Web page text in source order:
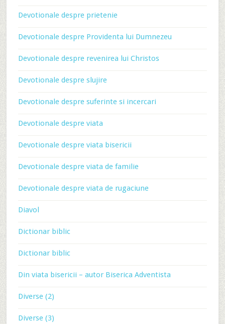
Devotionale despre prietenie
Devotionale despre Providenta lui Dumnezeu
Devotionale despre revenirea lui Christos
Devotionale despre slujire
Devotionale despre suferinte si incercari
Devotionale despre viata
Devotionale despre viata bisericii
Devotionale despre viata de familie
Devotionale despre viata de rugaciune
Diavol
Dictionar biblic
Dictionar biblic
Din viata bisericii – autor Biserica Adventista
Diverse (2)
Diverse (3)